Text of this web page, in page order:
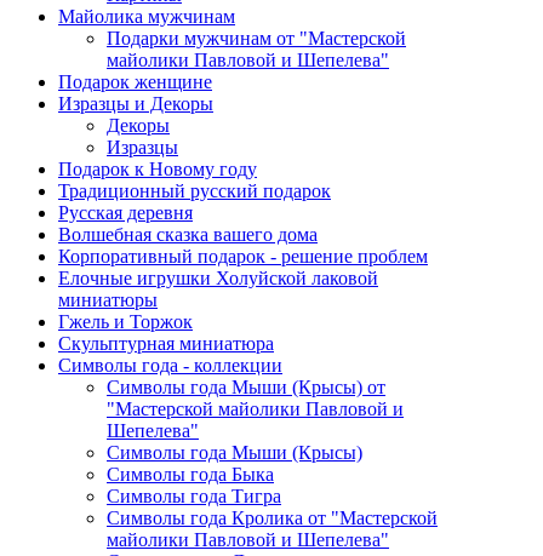
Майолика мужчинам
Подарки мужчинам от "Мастерской
майолики Павловой и Шепелева"
Подарок женщине
Изразцы и Декоры
Декоры
Изразцы
Подарок к Новому году
Традиционный русский подарок
Русская деревня
Волшебная сказка вашего дома
Корпоративный подарок - решение проблем
Елочные игрушки Холуйской лаковой
миниатюры
Гжель и Торжок
Скульптурная миниатюра
Символы года - коллекции
Символы года Мыши (Крысы) от
"Мастерской майолики Павловой и
Шепелева"
Символы года Мыши (Крысы)
Символы года Быка
Символы года Тигра
Символы года Кролика от "Мастерской
майолики Павловой и Шепелева"